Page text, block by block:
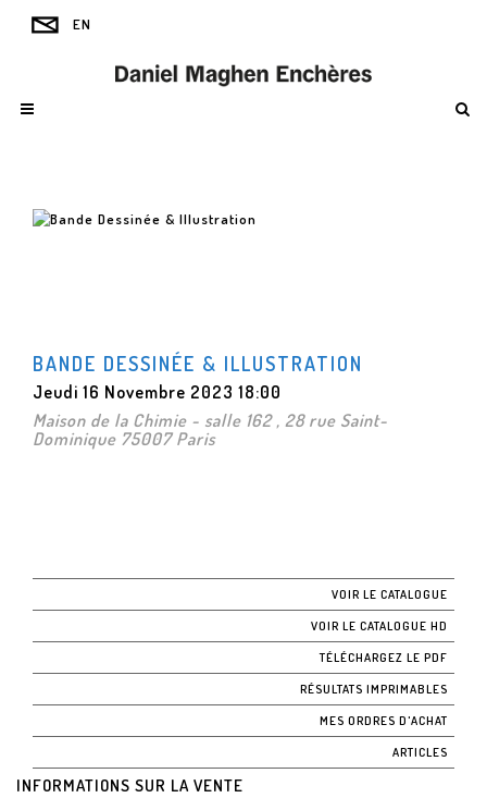
BANDE DESSINÉE & ILLUSTRATION
Jeudi 16 Novembre 2023 18:00
Maison de la Chimie - salle 162 , 28 rue Saint-
Dominique 75007 Paris
VOIR LE CATALOGUE
VOIR LE CATALOGUE HD
TÉLÉCHARGEZ LE PDF
RÉSULTATS IMPRIMABLES
MES ORDRES D'ACHAT
ARTICLES
INFORMATIONS SUR LA VENTE